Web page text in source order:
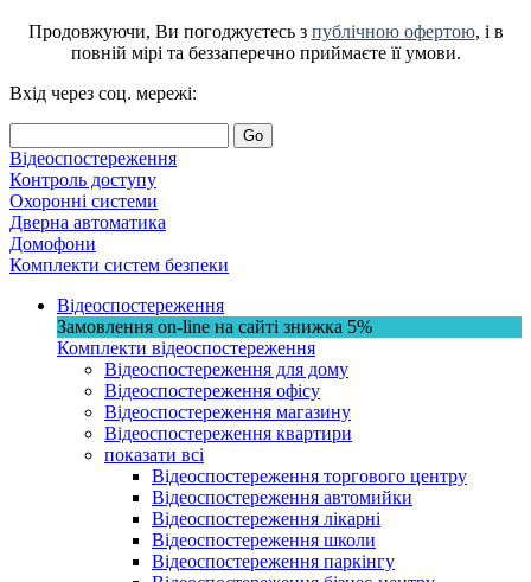
Продовжуючи, Ви погоджуєтесь з публічною офертою, і в
повній мірі та беззаперечно приймаєте її умови.
Вхід через соц. мережі:
Go
Відеоспостереження
Контроль доступу
Охоронні системи
Дверна автоматика
Домофони
Комплекти систем безпеки
Відеоспостереження
Замовлення on-line на сайті знижка 5%
Комплекти відеоспостереження
Відеоспостереження для дому
Відеоспостереження офісу
Відеоспостереження магазину
Відеоспостереження квартири
показати всі
Відеоспостереження торгового центру
Відеоспостереження автомийки
Відеоспостереження лікарні
Відеоспостереження школи
Відеоспостереження паркінгу